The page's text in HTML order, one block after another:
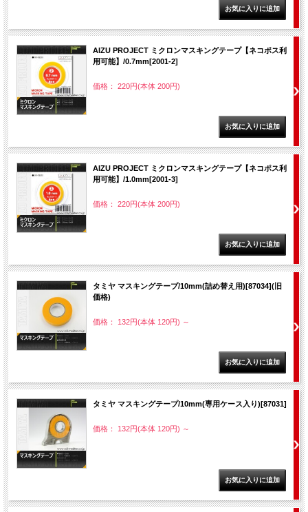
AIZU PROJECT ミクロンマスキングテープ【ネコポス利
用可能】/0.7mm[2001-2]
価格： 220円(本体 200円)
AIZU PROJECT ミクロンマスキングテープ【ネコポス利
用可能】/1.0mm[2001-3]
価格： 220円(本体 200円)
タミヤ マスキングテープ/10mm(詰め替え用)[87034](旧
価格)
価格： 132円(本体 120円) ～
タミヤ マスキングテープ/10mm(専用ケース入り)[87031]
価格： 132円(本体 120円) ～